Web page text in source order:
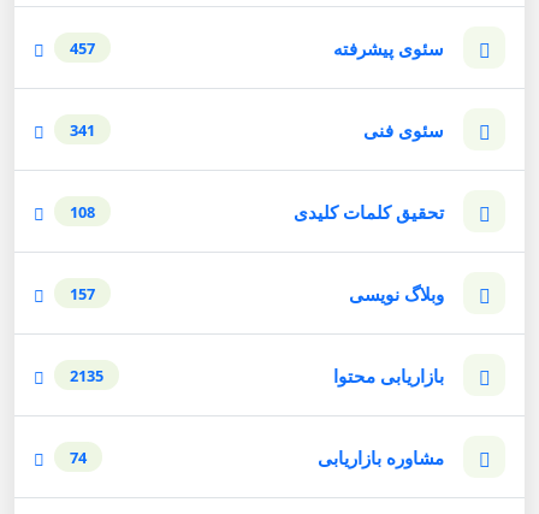
سئوی پیشرفته 457
سئوی فنی 341
تحقیق کلمات کلیدی 108
وبلاگ نویسی 157
بازاریابی محتوا 2135
مشاوره بازاریابی 74